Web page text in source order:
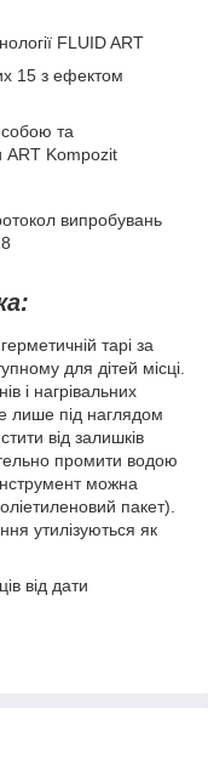
FLUID ART
15 з ефектом
собою та
ART Kompozit
випробувань
тарі за
для дітей місці.
і нагрівальних
лише під наглядом
від залишків
промити водою
можна
пакет).
утилізуються як
від дати